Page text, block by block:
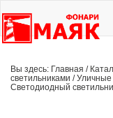
Вы здесь: Главная /
светильниками /Уличные
Светодиодный